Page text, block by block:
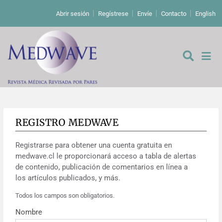
Abrir sesión Regístrese Envíe Contacto English
De los editores
Editoriales
Comentarios
Cartas a los editores
Estudios originales
Estudios cualitativos
REGISTRO MEDWAVE
Registrarse para obtener una cuenta gratuita en
medwave.cl le proporcionará acceso a tabla de alertas
de contenido, publicación de comentarios en línea a
los artículos publicados, y más.
Todos los campos son obligatorios.
Nombre